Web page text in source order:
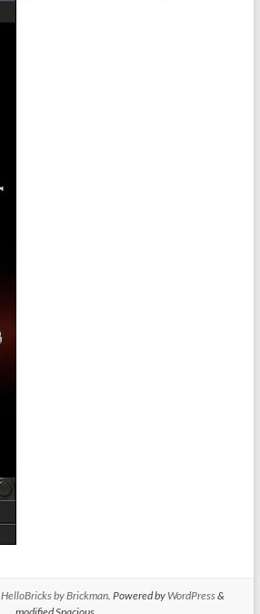
HelloBricks by Brickman. Powered by WordPress&